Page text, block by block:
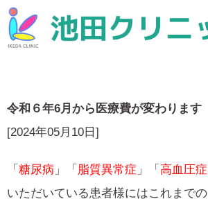
令和６年6月から医療費が変わります
[2024年05月10日]
「 糖尿病 」「 脂質異常症 」「 高血圧症
いただいている患者様にはこれまでの